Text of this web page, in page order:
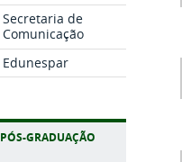
Secretaria de
Comunicação
Edunespar
PÓS-GRADUAÇÃO